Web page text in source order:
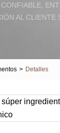
AL CLIENTE
> Detalles